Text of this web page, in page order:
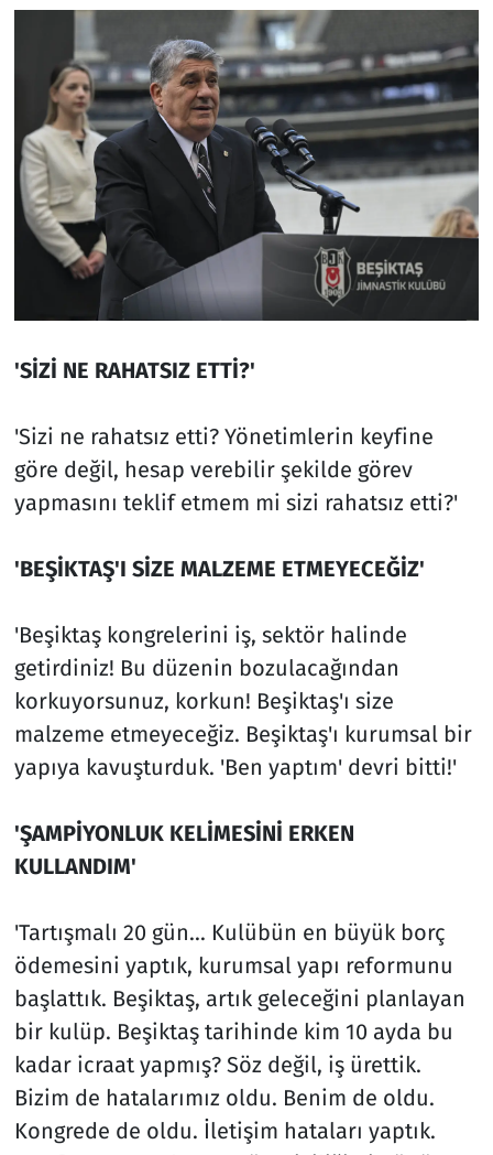
'SİZİ NE RAHATSIZ ETTİ?'
'Sizi ne rahatsız etti? Yönetimlerin keyfine
göre değil, hesap verebilir şekilde görev
yapmasını teklif etmem mi sizi rahatsız etti?'
'BEŞİKTAŞ'I SİZE MALZEME ETMEYECEĞİZ'
'Beşiktaş kongrelerini iş, sektör halinde
getirdiniz! Bu düzenin bozulacağından
korkuyorsunuz, korkun! Beşiktaş'ı size
malzeme etmeyeceğiz. Beşiktaş'ı kurumsal bir
yapıya kavuşturduk. 'Ben yaptım' devri bitti!'
'ŞAMPİYONLUK KELİMESİNİ ERKEN
KULLANDIM'
'Tartışmalı 20 gün... Kulübün en büyük borç
ödemesini yaptık, kurumsal yapı reformunu
başlattık. Beşiktaş, artık geleceğini planlayan
bir kulüp. Beşiktaş tarihinde kim 10 ayda bu
kadar icraat yapmış? Söz değil, iş ürettik.
Bizim de hatalarımız oldu. Benim de oldu.
Kongrede de oldu. İletişim hataları yaptık.